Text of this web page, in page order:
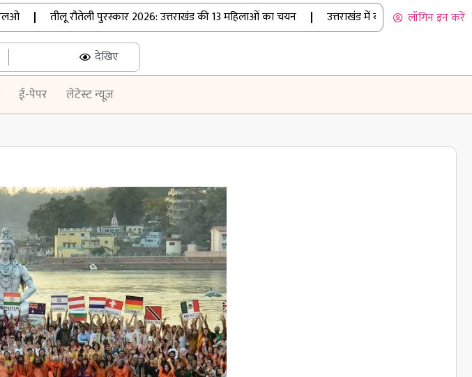
| तीलू रौतेली पुरस्कार 2026: उत्तराखंड की 13 महिलाओं का चयन | उत्तराखंड में बारिश का कहर:लॉगिन इन करें
देखिए
ई-पेपर लेटेस्ट न्यूज़